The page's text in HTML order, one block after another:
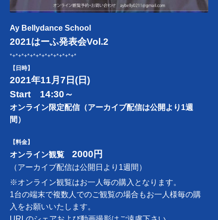
Ay Bellydance School
2021はーふ発表会Vol.2
*+*+*+*+*+*+*+*+*+*+*+*
【日時】
2021年11月7日(日)
Start 14:30～
オンライン限定配信（アーカイブ配信は公開より1週
間）
【料金】
オンライン観覧 2000円
（アーカイブ配信は公開日より1週間）
※オンライン観覧はお一人毎の購入となります。
1台の端末で複数人でのご観覧の場合もお一人様毎の購
入をお願いいたします。